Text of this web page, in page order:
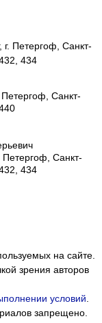
г. Петергоф, Санкт-
434
Петергоф, Санкт-
Петергоф Санкт-
434
на сайте.
зрения авторов
условий
запрещено.